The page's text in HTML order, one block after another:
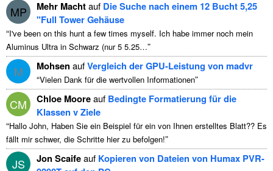
MP Mehr Machtauf Die Suche nach einem 12 Bucht 5,25
"Full Tower Gehäuse
“I've been on this hunt a few times myself. Ich habe immer noch mein
Aluminus Ultra in Schwarz (nur 5 5.25…”
M Mohsen aufVergleich der GPU-Leistung von madvr
“Vielen Dank für die wertvollen Informationen”
CM Chloe Mooreauf Bedingte Formatierung für die
Klassen v Ziele
“Hallo John, Haben Sie ein Beispiel für ein von Ihnen erstelltes Blatt?? Es
fällt mir schwer, die Schritte hier zu befolgen!”
JS Jon Scaifeauf Kopieren von Dateien von Humax PVR-